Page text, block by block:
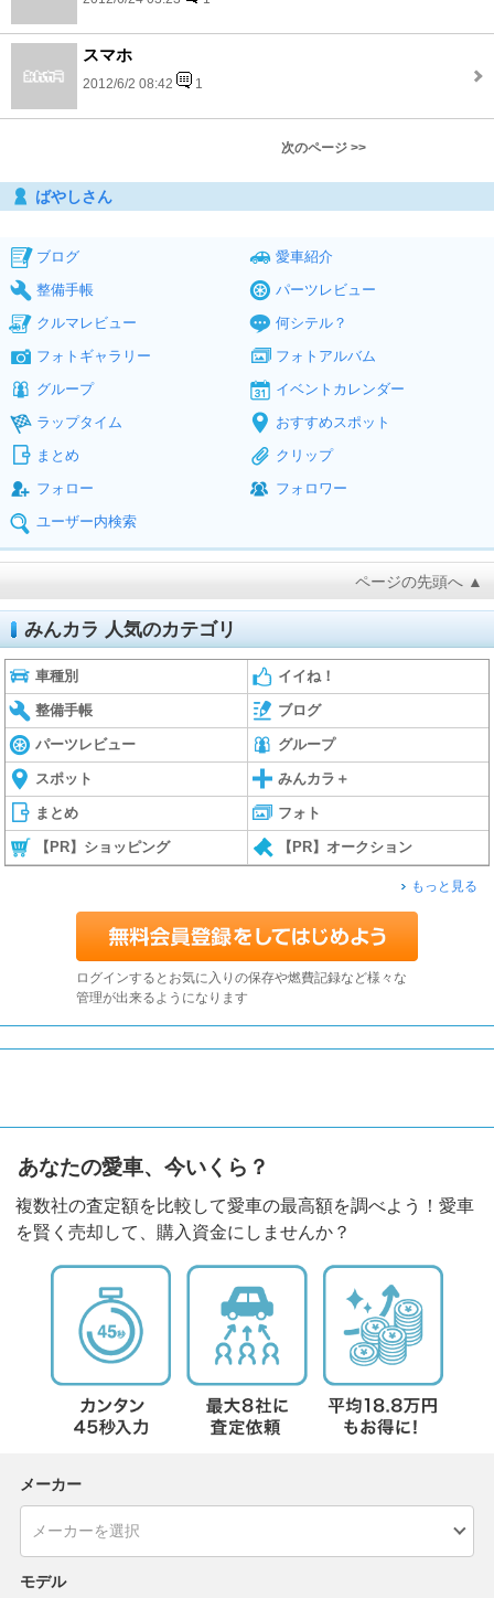
スマホ
2012/6/2 08:42 1
次のページ >>
ばやしさん
ブログ
愛車紹介
整備手帳
パーツレビュー
クルマレビュー
何シテル？
フォトギャラリー
フォトアルバム
グループ
イベントカレンダー
ラップタイム
おすすめスポット
まとめ
クリップ
フォロー
フォロワー
ユーザー内検索
ページの先頭へ ▲
みんカラ 人気のカテゴリ
車種別 イイね！
整備手帳 ブログ
パーツレビュー グループ
スポット みんカラ＋
まとめ フォト
【PR】ショッピング 【PR】オークション
もっと見る
ログインするとお気に入りの保存や燃費記録など様々な
管理が出来るようになります
あなたの愛車、今いくら？
複数社の査定額を比較して愛車の最高額を調べよう！愛車
を賢く売却して、購入資金にしませんか？
メーカー
モデル